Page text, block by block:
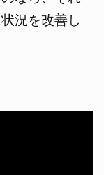
況を改善し